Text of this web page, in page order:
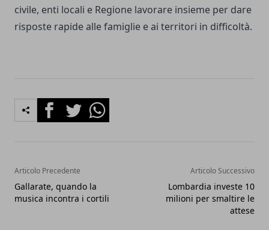
civile, enti locali e Regione lavorare insieme per dare
risposte rapide alle famiglie e ai territori in difficoltà.
FacebookTwitterWhatsapp
Articolo Precedente
Gallarate, quando la
musica incontra i cortili
Articolo Successivo
Lombardia investe 10
milioni per smaltire le
attese